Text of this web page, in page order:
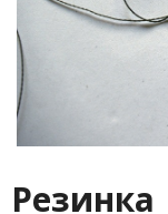
Резинка